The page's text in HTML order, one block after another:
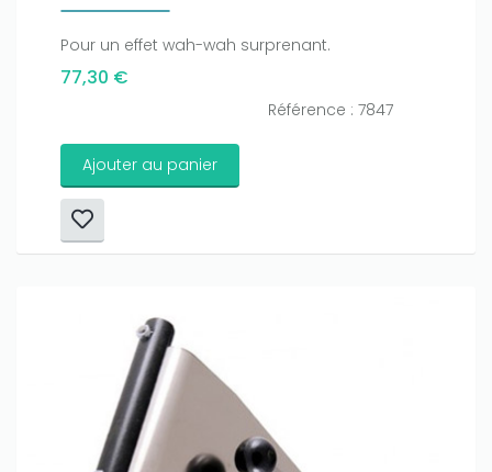
Pour un effet wah-wah surprenant.
77,30 €
Référence : 7847
Ajouter au panier